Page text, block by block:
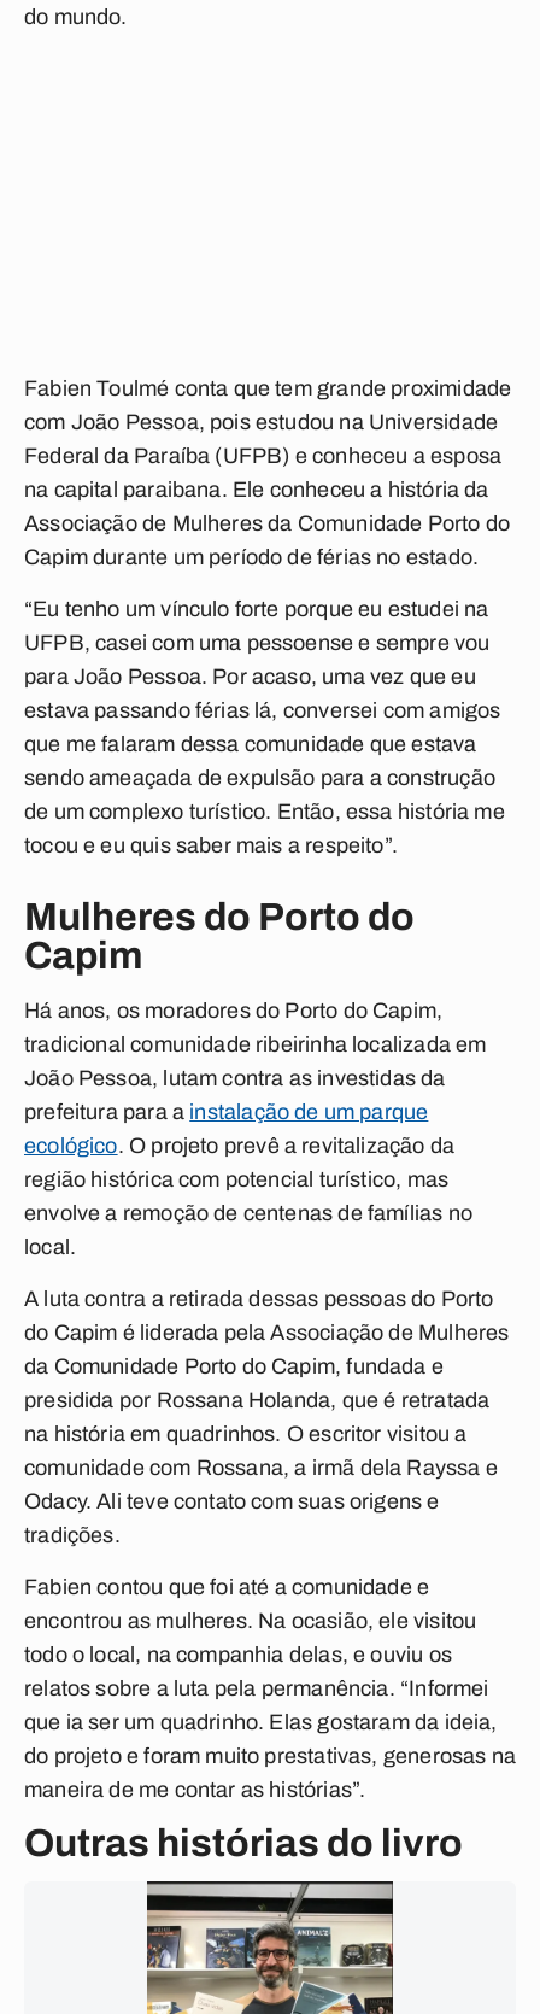
do mundo.
Fabien Toulmé conta que tem grande proximidade
com João Pessoa, pois estudou na Universidade
Federal da Paraíba (UFPB) e conheceu a esposa
na capital paraibana. Ele conheceu a história da
Associação de Mulheres da Comunidade Porto do
Capim durante um período de férias no estado.
“Eu tenho um vínculo forte porque eu estudei na
UFPB, casei com uma pessoense e sempre vou
para João Pessoa. Por acaso, uma vez que eu
estava passando férias lá, conversei com amigos
que me falaram dessa comunidade que estava
sendo ameaçada de expulsão para a construção
de um complexo turístico. Então, essa história me
tocou e eu quis saber mais a respeito”.
Mulheres do Porto do
Capim
Há anos, os moradores do Porto do Capim,
tradicional comunidade ribeirinha localizada em
João Pessoa, lutam contra as investidas da
prefeitura para a instalação de um parque
ecológico. O projeto prevê a revitalização da
região histórica com potencial turístico, mas
envolve a remoção de centenas de famílias no
local.
A luta contra a retirada dessas pessoas do Porto
do Capim é liderada pela Associação de Mulheres
da Comunidade Porto do Capim, fundada e
presidida por Rossana Holanda, que é retratada
na história em quadrinhos. O escritor visitou a
comunidade com Rossana, a irmã dela Rayssa e
Odacy. Ali teve contato com suas origens e
tradições.
Fabien contou que foi até a comunidade e
encontrou as mulheres. Na ocasião, ele visitou
todo o local, na companhia delas, e ouviu os
relatos sobre a luta pela permanência. “Informei
que ia ser um quadrinho. Elas gostaram da ideia,
do projeto e foram muito prestativas, generosas na
maneira de me contar as histórias”.
Outras histórias do livro